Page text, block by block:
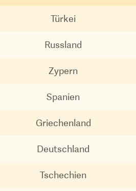
Türkei
Russland
Zypern
Spanien
Griechenland
Deutschland
Tschechien